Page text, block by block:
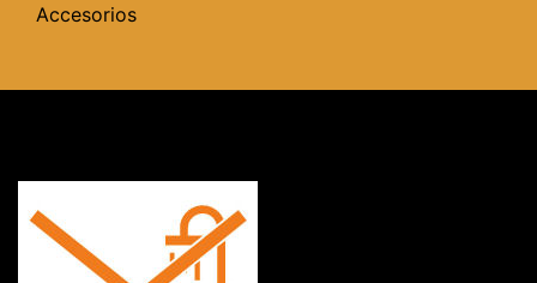
Accesorios